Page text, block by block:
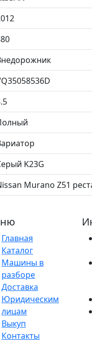
K23G
Murano Z51
Главная
Каталог
Машины в
разборе
Доставка
Юридическим
лицам
Выкуп
Контакты